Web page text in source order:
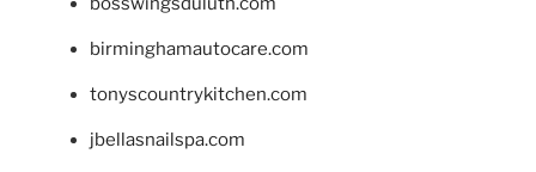
birminghamautocare.com
tonyscountrykitchen.com
jbellasnailspa.com